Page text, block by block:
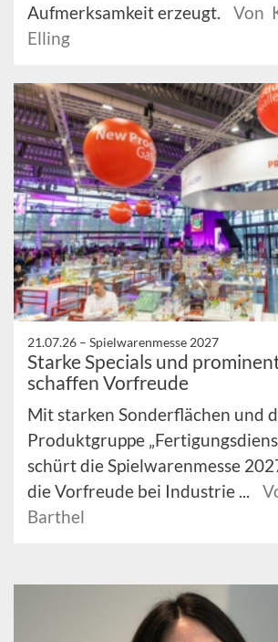
Aufmerksamkeit erzeugt.
Von
Elling
21.07.26 – Spielwarenmesse 2027
Starke Specials und
schaffen Vorfreude
Mit starken Sonderflächen und
Produktgruppe
schürt die Spielwarenmesse
die Vorfreude bei Industrie ...
Barthel